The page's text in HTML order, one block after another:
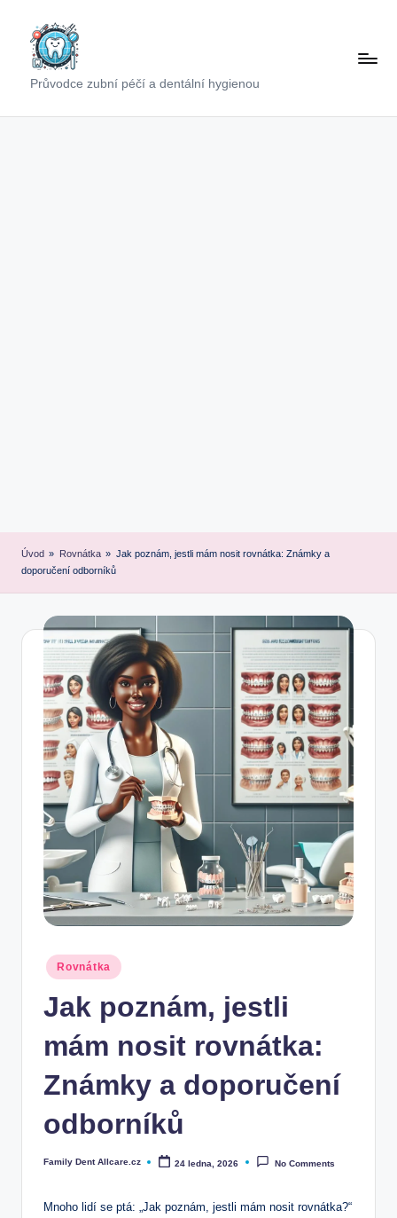
contentPrůvodce zubní péčí a dentální hygienou
Úvod » Rovnátka » Jak poznám, jestli mám nosit rovnátka: Známky a
doporučení odborníků
Posted
in
Rovnátka
Jak poznám, jestli
mám nosit rovnátka:
Známky a doporučení
odborníků
Posted
Family Dent Allcare.cz 24 ledna, 2026 No Comments
Mnoho lidí se ptá: „Jak poznám, jestli mám nosit rovnátka?“